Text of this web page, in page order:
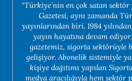
“Türkiye’nin en çok satan sektör
Gazetesi, aynı zamanda
yayınlarından biri. 1984
yayın hayatına devam
gazetemiz, sigorta sektörüyle
gelişiyor. Abonelik sistemiyle
kişiye dağıtımı yapılan
medya aracılığıyla hem sektör